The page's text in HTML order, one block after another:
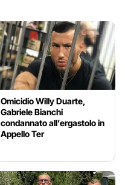
Omicidio Willy Duarte,
Gabriele Bianchi
condannato all’ergastolo in
Appello Ter